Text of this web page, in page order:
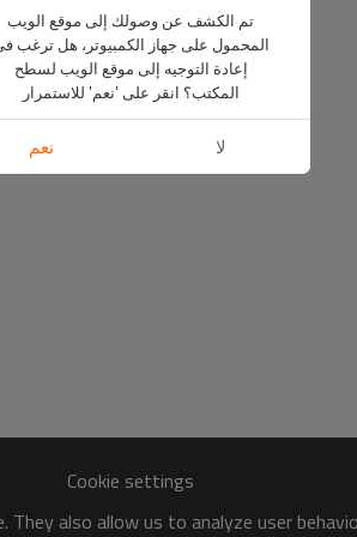
Cookie settings
also allow us to analyze user
تم الكشف عن وصولك إلى موقع الويب
المحمول على جهاز الكمبيوتر، هل ترغب
إعادة التوجيه إلى موقع الويب لسطح
المكتب؟ انقر على 'نعم' للاستمرار
لا نعم